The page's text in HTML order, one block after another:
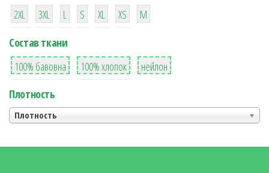
38
2XL
16
3XL
42
L
42
S
42
XL XS
М
Состав ткани
8
100% бавовна
36
100% хлопок
2
нейлон
Плотность
Плотность